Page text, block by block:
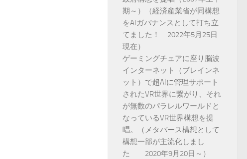
期～）（経済産業省が同構想
をAIガバナンスとして打ち立
てました！ 2022年5月25日
現在）
ゲーミングチェアに座り脳波
インターネット（ブレインネ
ット）で超AIに管理サポート
されたVR世界に繋がり、それ
が無数のパラレルワールドと
なっているVR世界構想を提
唱。（メタバース構想として
構想一部が主流化しまし
た 2020年9月20日～）